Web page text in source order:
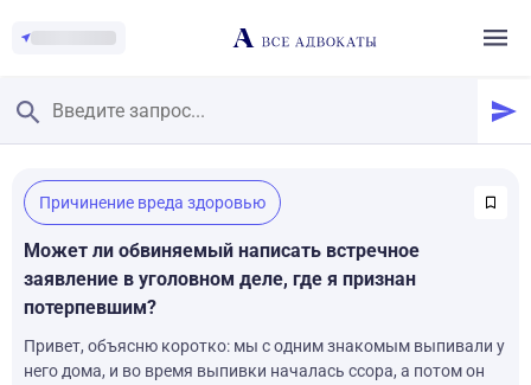
Главная
/
Смотреть заданные вопросы
/
Задать вопрос
Причинение вреда здоровью
Может ли обвиняемый написать встречное
заявление в уголовном деле, где я признан
потерпевшим?
Привет, объясню коротко: мы с одним знакомым выпивали у
него дома, и во время выпивки началась ссора, а потом он